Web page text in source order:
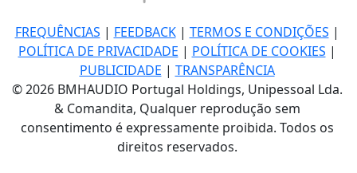
FREQUÊNCIAS | FEEDBACK| TERMOS E CONDIÇÕES |
POLÍTICA DE PRIVACIDADE | POLÍTICA DE COOKIES |
PUBLICIDADE | TRANSPARÊNCIA
© 2026 BMHAUDIO Portugal Holdings, Unipessoal Lda.
& Comandita, Qualquer reprodução sem
consentimento é expressamente proibida. Todos os
direitos reservados.